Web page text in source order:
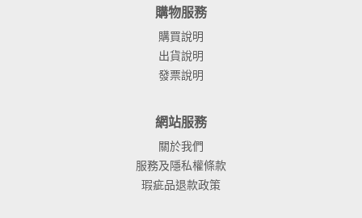
購物服務
購買說明
出貨說明
發票說明
網站服務
關於我們
服務及隱私權條款
瑕疵品退款政策